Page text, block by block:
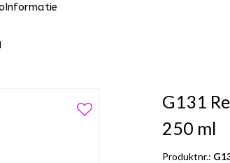
Informatie
G131
250 ml
Produktnr.: